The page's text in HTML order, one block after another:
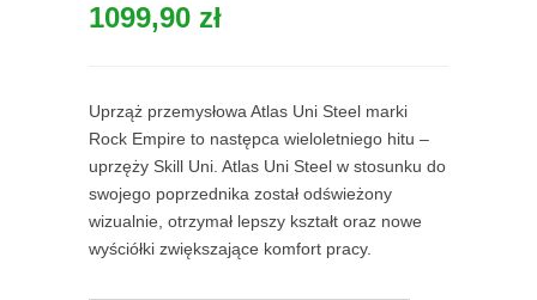
1099,90 zł
Uprząż przemysłowa Atlas Uni Steel marki
Rock Empire to następca wieloletniego hitu –
uprzęży Skill Uni. Atlas Uni Steel w stosunku do
swojego poprzednika został odświeżony
wizualnie, otrzymał lepszy kształt oraz nowe
wyściółki zwiększające komfort pracy.